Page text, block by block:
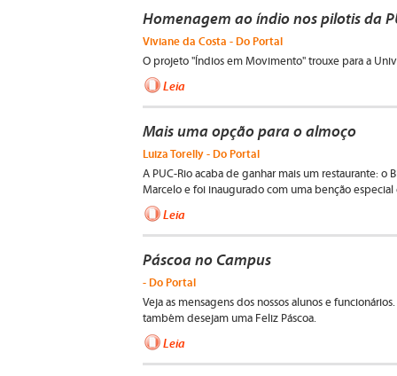
Homenagem ao índio nos pilotis da
Viviane da Costa - Do Portal
O projeto "Índios em Movimento" trouxe para a
Leia
Mais uma opção para o almoço
Luiza Torelly - Do Portal
A PUC-Rio acaba de ganhar mais um restaurante: o
Marcelo e foi inaugurado com uma benção especial
Leia
Páscoa no Campus
- Do Portal
Veja as mensagens dos nossos alunos e
também desejam uma Feliz Páscoa.
Leia